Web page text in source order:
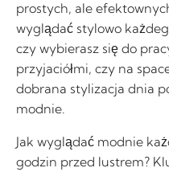
prostych, ale
wyglądać stylowo
czy wybierasz się do
przyjaciółmi, czy na
dobrana stylizacja dnia
modnie.
Jak wyglądać modnie
godzin przed lustrem?